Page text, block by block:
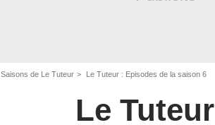
Saisons de Le Tuteur Le Tuteur : Episodes de la saison 6
Le Tuteur